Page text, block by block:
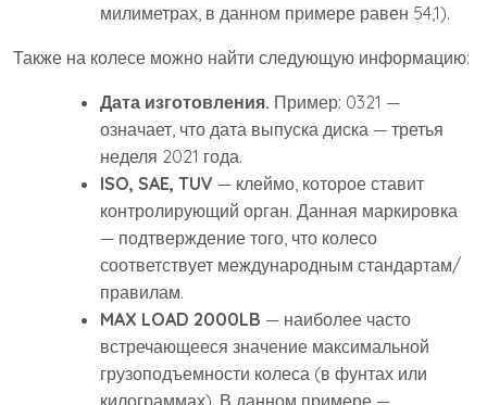
милиметрах, в данном примере равен 54,1).
Также на колесе можно найти следующую информацию:
Дата изготовления. Пример: 0321 —
означает, что дата выпуска диска — третья
неделя 2021 года.
ISO, SAE, TUV — клеймо, которое ставит
контролирующий орган. Данная маркировка
— подтверждение того, что колесо
соответствует международным стандартам/
правилам.
MAX LOAD 2000LB — наиболее часто
встречающееся значение максимальной
грузоподъемности колеса (в фунтах или
килограммах). В данном примере —